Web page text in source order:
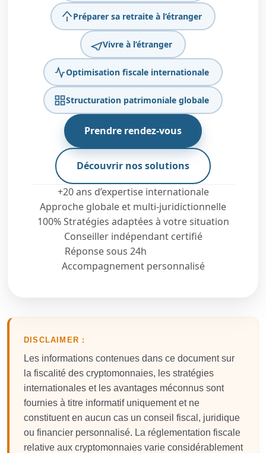
Préparer sa retraite à l’étranger
Vivre à l’étranger
Optimisation fiscale internationale
Structuration patrimoniale globale
Prendre rendez-vous
Découvrir nos solutions
+20 ans d’expertise internationale
Approche globale et multi-juridictionnelle
100% Stratégies adaptées à votre situation
Conseiller indépendant certifié
Réponse sous 24h
Accompagnement personnalisé
DISCLAIMER :
Les informations contenues dans ce document sur
la fiscalité des cryptomonnaies, les stratégies
internationales et les avantages méconnus sont
fournies à titre informatif uniquement et ne
constituent en aucun cas un conseil fiscal, juridique
ou financier personnalisé. La réglementation fiscale
relative aux cryptomonnaies varie considérablement